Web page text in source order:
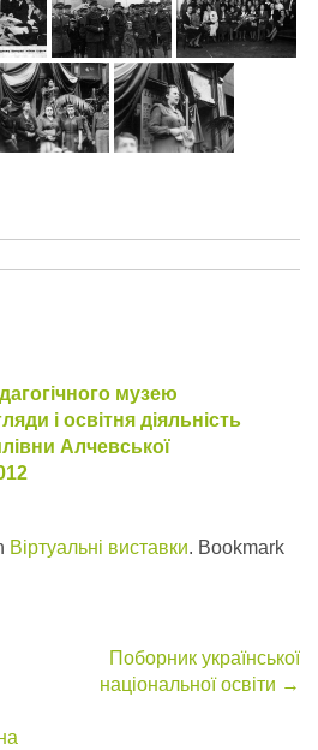
музею
і освітня діяльність
Алчевської
Віртуальні виставки. Bookmark
Поборник української
національної освіти →